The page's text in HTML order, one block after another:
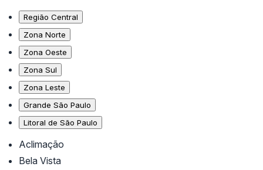
Região Central
Zona Norte
Zona Oeste
Zona Sul
Zona Leste
Grande São Paulo
Litoral de São Paulo
Aclimação
Bela Vista